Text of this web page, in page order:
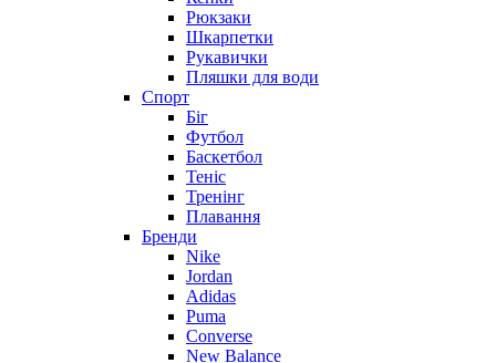
Рюкзаки
Шкарпетки
Рукавички
Пляшки для води
Спорт
Біг
Футбол
Баскетбол
Теніс
Тренінг
Плавання
Бренди
Nike
Jordan
Adidas
Puma
Converse
New Balance